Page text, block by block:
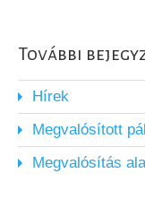
További
Hírek
Megvalósított
Megvalósítás